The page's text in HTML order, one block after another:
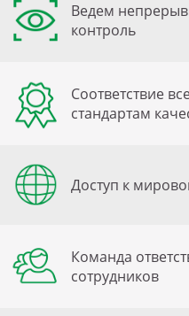
Ведем
контроль
Соответствие
стандартам
Доступ к
Команда
сотрудников